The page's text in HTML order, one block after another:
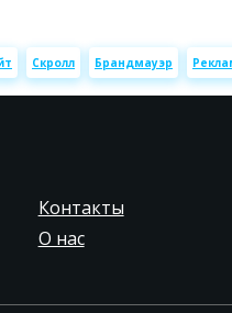
Скролл Брандмауэр
Контакты
О нас